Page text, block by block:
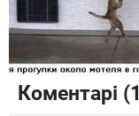
Коментарі (1